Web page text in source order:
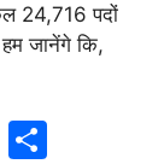
24,716 पदों
जानेंगे कि,
E